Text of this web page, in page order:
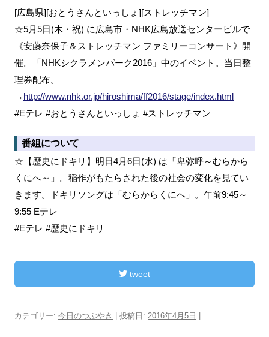
[広島県][おとうさんといっしょ][ストレッチマン]
☆5月5日(木・祝) に広島市・NHK広島放送センタービルで
《安藤奈保子＆ストレッチマン ファミリーコンサート》開
催。「NHKシクラメンパーク2016」中のイベント。当日整
理券配布。
→ http://www.nhk.or.jp/hiroshima/ff2016/stage/index.html
#Eテレ #おとうさんといっしょ #ストレッチマン
番組について
☆【歴史にドキリ】明日4月6日(水) は「卑弥呼～むらから
くにへ～」。稲作がもたらされた後の社会の変化を見てい
きます。ドキリソングは「むらからくにへ」。午前9:45～
9:55 Eテレ
#Eテレ #歴史にドキリ
tweet
カテゴリー: 今日のつぶやき | 投稿日: 2016年4月5日